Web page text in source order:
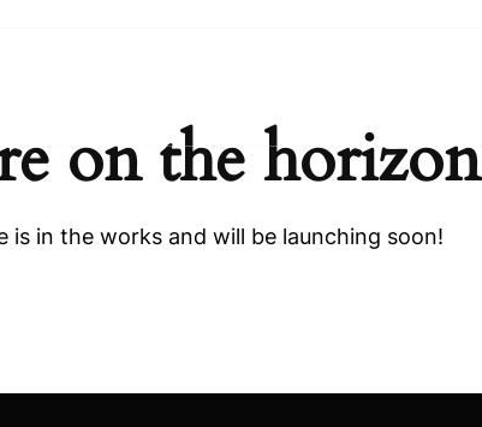
on the horizon
is in the works and will be launching soon!